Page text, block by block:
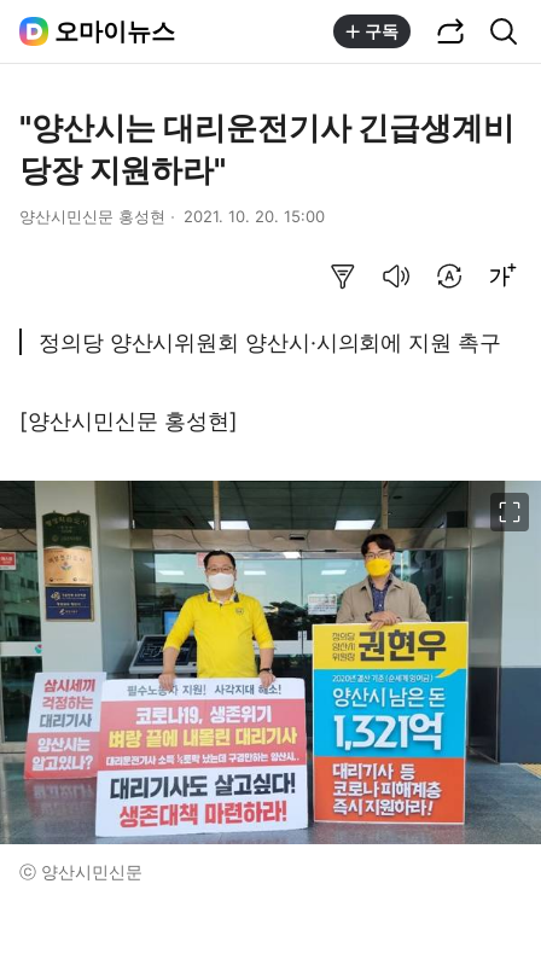
오마이뉴스 구독
"양산시는 대리운전기사 긴급생계비
당장 지원하라"
양산시민신문 홍성현 2021. 10. 20. 15:00
정의당 양산시위원회 양산시·시의회에 지원 촉구
[양산시민신문 홍성현]
ⓒ 양산시민신문